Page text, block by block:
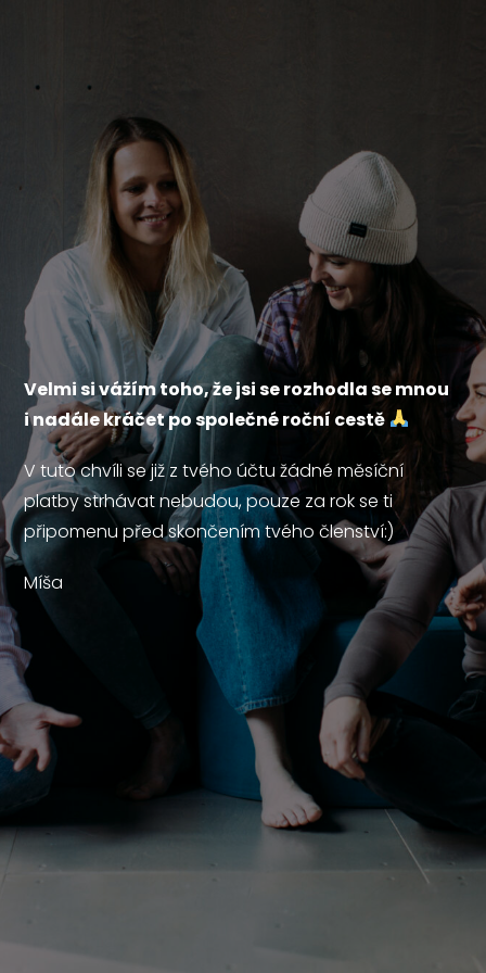
Velmi si vážím toho, že jsi se rozhodla se mnou
i nadále kráčet po společné roční cestě
V tuto chvíli se již z tvého účtu žádné měsíční
platby strhávat nebudou, pouze za rok se ti
připomenu před skončením tvého členství:)
Míša